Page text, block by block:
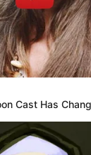
Cast Has